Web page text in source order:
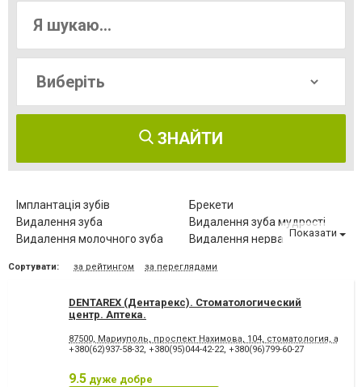
ЗНАЙТИ
Імплантація зубів
Брекети
Видалення зуба
Видалення зуба мудрості
Видалення молочного зуба
Видалення нерва
Відбілювання зубів
Вініри
Діагностика зубів
Елайнери
Естетична реставрація
Зубні протези
Клиновидний дефект зубів
Комп'ютерна томографія
Коронка безметалова
Показати
Сортувати: за рейтингом за переглядами
DENTAREX (Дентарекс). Cтоматологический
центр. Аптeкa.
87500, Мариуполь, проспект Нахимова, 104, стоматология,
+380(62)937-58-32, +380(95)044-42-22, +380(96)799-60-27
9.5 дуже добре